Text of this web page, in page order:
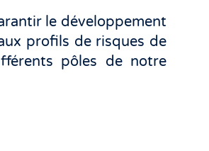
le développement
profils de risques de
pôles de notre